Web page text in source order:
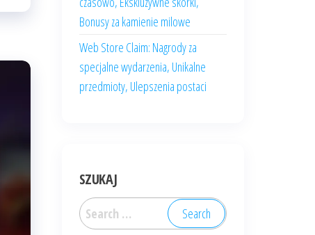
Bonusy za kamienie milowe
Web Store Claim: Nagrody za
specjalne wydarzenia, Unikalne
przedmioty, Ulepszenia postaci
SZUKAJ
Search
for: